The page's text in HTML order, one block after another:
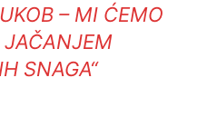
– MI ĆEMO
JAČANJEM
SNAGA“